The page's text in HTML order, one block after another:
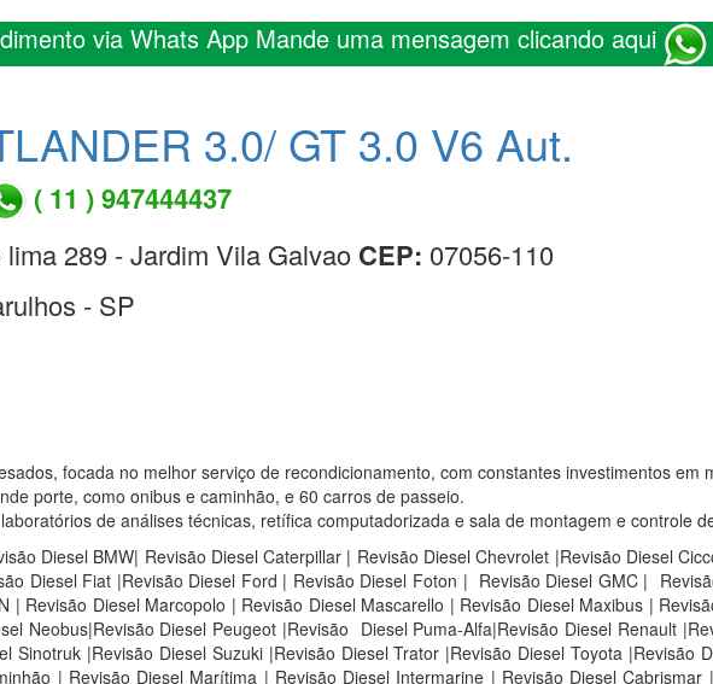
via Whats App Mande uma mensagem clicando aqui
3.0/ GT 3.0 V6 Aut.
( 11 ) 947444437
289 - Jardim Vila Galvao CEP: 07056-110
- SP
focada no melhor serviço de recondicionamento, com constantes investimentos em
porte, como onibus e caminhão, e 60 carros de passeio.
de análises técnicas, retífica computadorizada e sala de montagem e controle
Diesel BMW| Revisão Diesel Caterpillar | Revisão Diesel Chevrolet |Revisão Diesel
Diesel Fiat |Revisão Diesel Ford | Revisão Diesel Foton | Revisão Diesel GMC |
| Revisão Diesel Marcopolo | Revisão Diesel Mascarello | Revisão Diesel Maxibus |
Neobus|Revisão Diesel Peugeot |Revisão Diesel Puma-Alfa|Revisão Diesel Renault
Sinotruk |Revisão Diesel Suzuki |Revisão Diesel Trator |Revisão Diesel Toyota |Revisão
| Revisão Diesel Marítima | Revisão Diesel Intermarine | Revisão Diesel Cabrismar